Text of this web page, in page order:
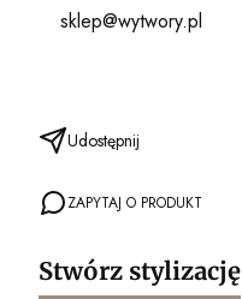
sklep@wytwory.pl
Udostępnij
ZAPYTAJ O PRODUKT
Stwórz stylizację